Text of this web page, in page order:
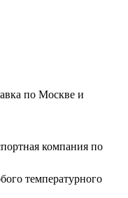
по Москве и
компания по
температурного